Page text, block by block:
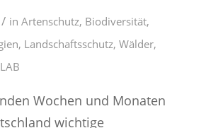
/ in Artenschutz, Biodiversität,
, Landschaftsschutz, Wälder,
Wochen und Monaten
wichtige